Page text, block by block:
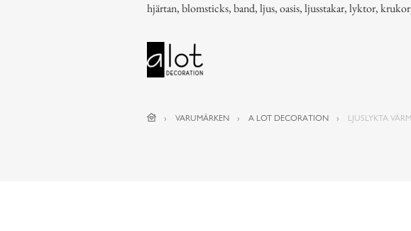
hjärtan, blomsticks, band, ljus, oasis, ljusstakar, lyktor,
VARUMÄRKEN A LOT DECORATION LJUSLYKTA